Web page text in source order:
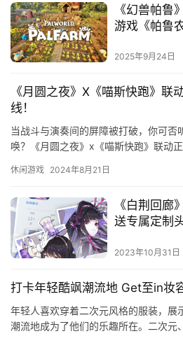
戏
2
2
5
第
十
届
茶
奖
7
月
《幻兽帕
游戏《帕鲁
2025年9月24日
《月圆之夜》X《喵斯快跑》联
线！
当战斗与演奏间的屏障被打破，你可否
唤？《月圆之夜》x《喵斯快跑》联动
参…
休闲游戏 2024年8月21日
《白荆回廊
送专属定制
2023年10月31日
打卡年轻酷飒潮流地 Get至in妆
年轻人喜欢穿着二次元风格的服装，展
潮流地成为了他们的乐趣所在。二次元